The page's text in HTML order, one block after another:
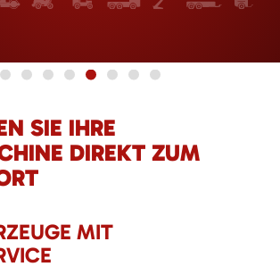
SIE IHRE
DIREKT ZUM
MIT